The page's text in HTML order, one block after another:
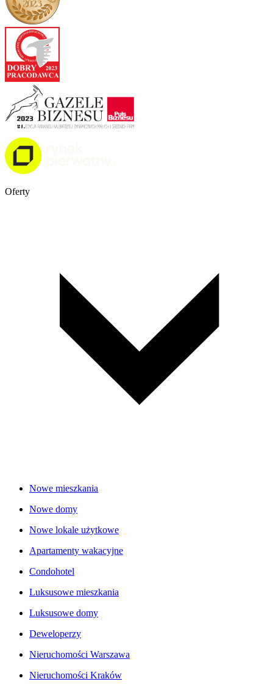
Oferty
Nowe mieszkania
Nowe domy
Nowe lokale użytkowe
Apartamenty wakacyjne
Condohotel
Luksusowe mieszkania
Luksusowe domy
Deweloperzy
Nieruchomości Warszawa
Nieruchomości Kraków